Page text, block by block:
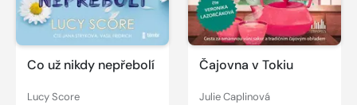
Co už nikdy nepřebolí
Lucy Score
Čajovna v Tokiu
Julie Caplinová